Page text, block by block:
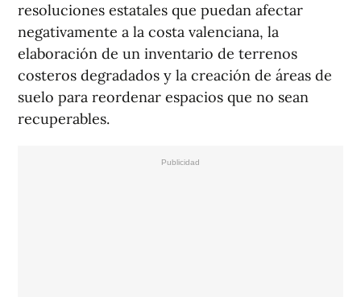
resoluciones estatales que puedan afectar
negativamente a la costa valenciana, la
elaboración de un inventario de terrenos
costeros degradados y la creación de áreas de
suelo para reordenar espacios que no sean
recuperables.